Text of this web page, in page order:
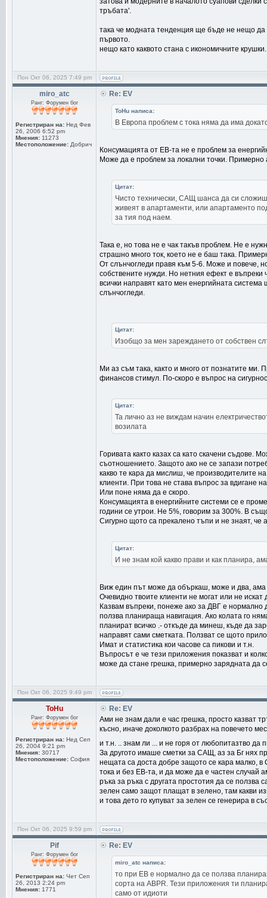
тръбата'.
така че модната тенденция ще бъде не нещо да
първото.
нещо като каквото стана с икономичните крушки.
Пон Окт 06, 2025 7:49 pm
miro_atc
Ранг: Форумен бог
Регистриран на: Нед Фев
26, 2006 6:52 pm
Мнения: 11273
Местоположение: Добрич
Re: EV
ToHu написа:
В Европа проблем с тока няма да има
Консумацията от ЕВ-та не е проблем за
Може да е проблем за локални точки. Примерно
Цитат:
Чисто технически, САЩ шанса да си сложиш
живеят в апартаменти, или апартаменто
за тия под наем.
Така е, но това не е чак такъв проблем. Не е
страшно много ток, което не е баш така.
От слънчогледи правя към 5-6. Може и повече,
собствените нужди. Но нетния ефект е
всички направят като мен енергийната
слънчогледи.
Цитат:
Изобщо за мен зареждането от собствен
Ми аз съм така, както и много от познатите ми.
финансов стимул. По-скоро е въпрос на
Цитат:
Та лично аз не виждам начин
возилата
Горивата както казах са като скачени съдове.
съотношението. Защото ако не се запази
какво те кара да мислиш, че производителите
клиенти. При това не става въпрос за вдигане
Или поне няма да е скоро.
Консумацията в енергийните системи се е
години се утрои. Не 5%, говорим за 300%. В
Сигурно щото са прекалено тъпи и не знаят, че
Цитат:
И не знам кой какво прави и как планира,
Виж един път може да объркаш, може и два, ама
Очевидно твоите клиенти не могат или не
Казвам въпреки, понеже ако за ДВГ е нормално
ползва планираща навигация. Ако колата го
планират всичко .- откъде да минеш, къде да
направят сами сметката. Ползват се щото
Имат и статистика кои часове са пикови и т.н.
Въпросът е че тези приложения показват и
може да стане грешка, примерно зарядната да
Пон Окт 06, 2025 9:49 pm
ToHu
Ранг: Форумен бог
Регистриран на: Нед Сеп
26, 2004 9:21 pm
Мнения: 30717
Местоположение: София
Re: EV
Ами не знам дали е час грешка, просто казват
късно, иначе доколкото разбрах на повечето
и т.н. .. знам ли ... и не горя от любопитазтво да
За другото имаше сметки за САЩ, аз за Бг нях
нещата са доста добре защото се кара малко,
тока и без ЕВ-та, и да може да е частен случай
ръка за ръка с другата простотия да се ползва
зелен само защот плащат в зелено, там какви
и това дето го купуват за зелен се генерира в
Пон Окт 06, 2025 9:59 pm
Pif
Ранг: Форумен бог
Регистриран на: Чет Сеп
26, 2013 2:24 pm
Мнения: 1771
Re: EV
miro_atc написа:
то при ЕВ е нормално да се ползва
сорта на ABPR. Тези приложения ти
само от идиоти